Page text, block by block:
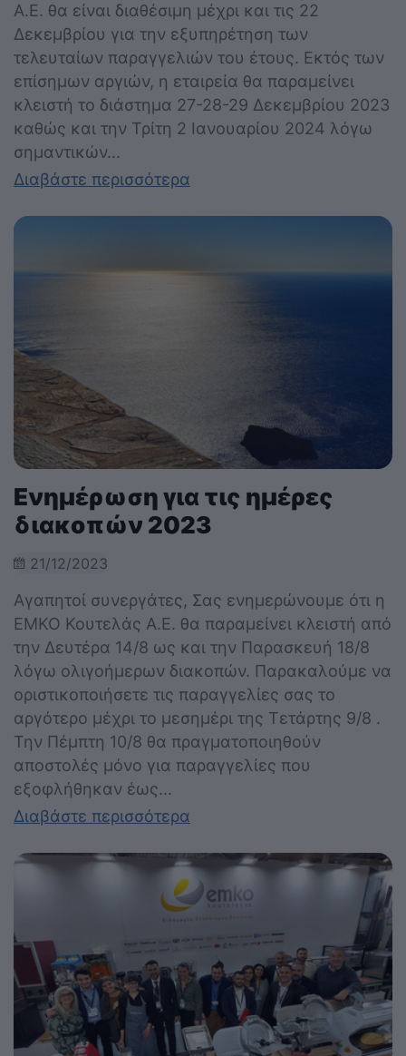
Α.Ε. θα είναι διαθέσιμη μέχρι και τις 22
Δεκεμβρίου για την εξυπηρέτηση των
τελευταίων παραγγελιών του έτους. Εκτός των
επίσημων αργιών, η εταιρεία θα παραμείνει
κλειστή το διάστημα 27-28-29 Δεκεμβρίου 2023
καθώς και την Τρίτη 2 Ιανουαρίου 2024 λόγω
σημαντικών...
Διαβάστε περισσότερα
Ενημέρωση για τις ημέρες
διακοπών 2023
21/12/2023
Αγαπητοί συνεργάτες, Σας ενημερώνουμε ότι η
ΕΜΚΟ Κουτελάς Α.Ε. θα παραμείνει κλειστή από
την Δευτέρα 14/8 ως και την Παρασκευή 18/8
λόγω ολιγοήμερων διακοπών. Παρακαλούμε να
οριστικοποιήσετε τις παραγγελίες σας το
αργότερο μέχρι το μεσημέρι της Τετάρτης 9/8 .
Την Πέμπτη 10/8 θα πραγματοποιηθούν
αποστολές μόνο για παραγγελίες που
εξοφλήθηκαν έως...
Διαβάστε περισσότερα